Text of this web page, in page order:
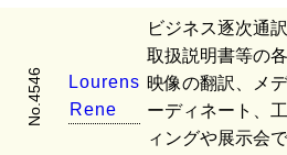
No.4546 Lourens
Rene
ビジネス逐次通
取扱説明書等の
映像の翻訳、メ
ーディネート、
ィングや展示会